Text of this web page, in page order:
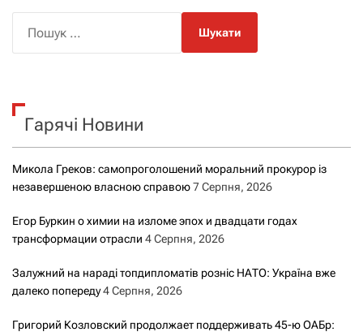
к
Гарячі Новини
Микола Греков: самопроголошений моральний прокурор із
незавершеною власною справою7 Серпня, 2026
Егор Буркин о химии на изломе эпох и двадцати годах
трансформации отрасли 4 Серпня, 2026
Залужний на нараді топдипломатів розніс НАТО: Україна вже
далеко попереду4 Серпня, 2026
Григорий Козловский продолжает поддерживать 45-ю ОАБр: